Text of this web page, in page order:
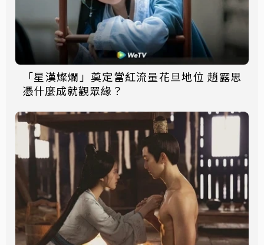
「星漢燦爛」奠定當紅流量花旦地位 趙露思
憑什麼成就觀眾緣？